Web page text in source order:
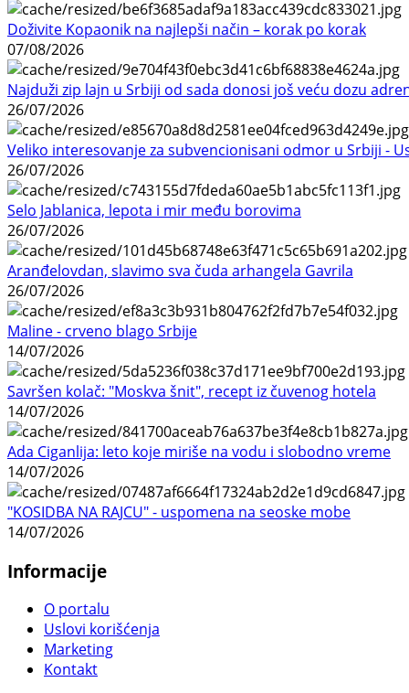
Doživite Kopaonik na najlepši način – korak po korak
07/08/2026
Najduži zip lajn u Srbiji od sada donosi još veću dozu
26/07/2026
Veliko interesovanje za subvencionisani odmor u Srbiji -
26/07/2026
Selo Jablanica, lepota i mir među borovima
26/07/2026
Aranđelovdan, slavimo sva čuda arhangela Gavrila
26/07/2026
Maline - crveno blago Srbije
14/07/2026
Savršen kolač: "Moskva šnit", recept iz čuvenog hotela
14/07/2026
Ada Ciganlija: leto koje miriše na vodu i slobodno vreme
14/07/2026
"KOSIDBA NA RAJCU" - uspomena na seoske mobe
14/07/2026
Informacije
O portalu
Uslovi korišćenja
Marketing
Kontakt